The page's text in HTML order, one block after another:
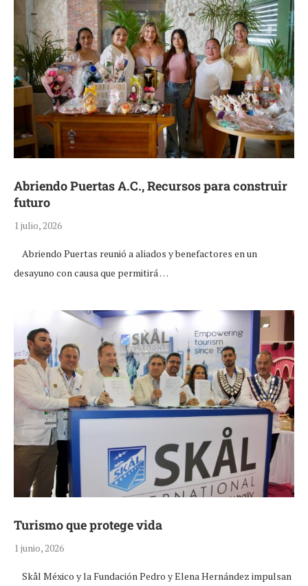
Abriendo Puertas A.C., Recursos para construir
futuro
1 julio, 2026
Abriendo Puertas reunió a aliados y benefactores en un
desayuno con causa que permitirá …
Turismo que protege vida
1 junio, 2026
Skål México y la Fundación Pedro y Elena Hernández impulsan